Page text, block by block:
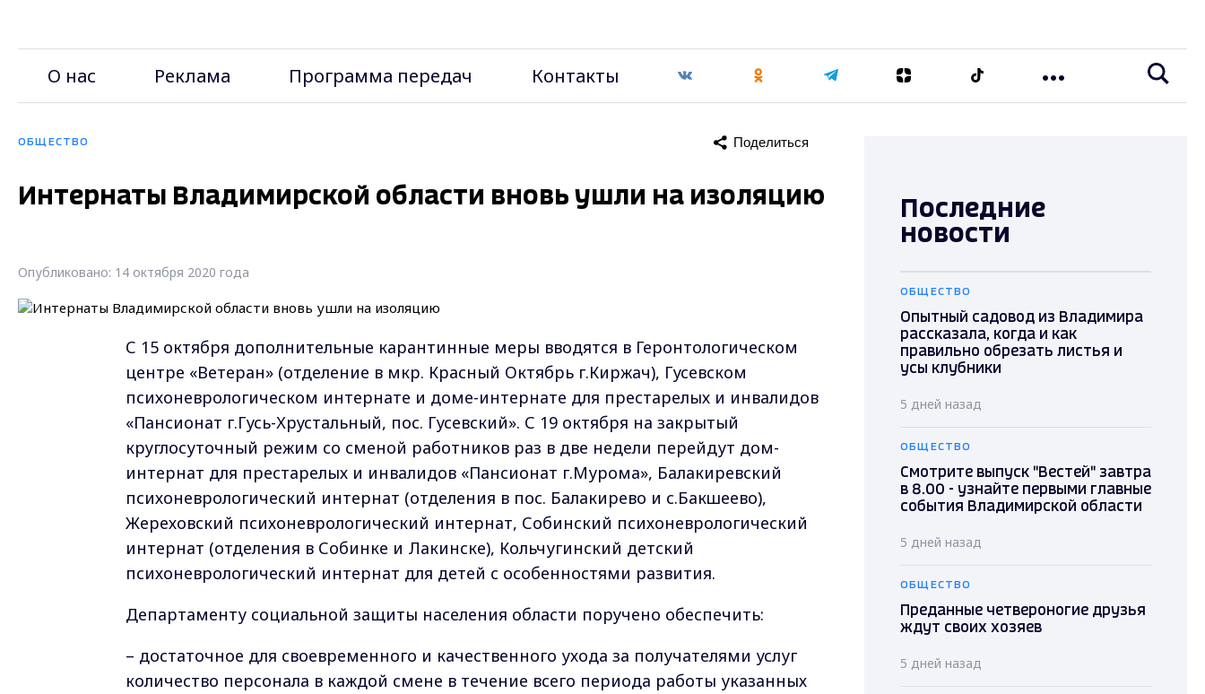
О нас Реклама Программа передач Контакты
ОБЩЕСТВО Поделиться
Интернаты Владимирской области вновь ушли на изоляцию
Опубликовано: 14 октября 2020 года
С 15 октября дополнительные карантинные меры вводятся в Геронтологическом
центре «Ветеран» (отделение в мкр. Красный Октябрь г.Киржач), Гусевском
психоневрологическом интернате и доме-интернате для престарелых и инвалидов
«Пансионат г.Гусь-Хрустальный, пос. Гусевский». С 19 октября на закрытый
круглосуточный режим со сменой работников раз в две недели перейдут дом-
интернат для престарелых и инвалидов «Пансионат г.Мурома», Балакиревский
психоневрологический интернат (отделения в пос. Балакирево и с.Бакшеево),
Жереховский психоневрологический интернат, Собинский психоневрологический
интернат (отделения в Собинке и Лакинске), Кольчугинский детский
психоневрологический интернат для детей с особенностями развития.
Департаменту социальной защиты населения области поручено обеспечить:
– достаточное для своевременного и качественного ухода за получателями услуг
количество персонала в каждой смене в течение всего периода работы указанных
Последние
новости
ОБЩЕСТВО
Опытный садовод из Владимира
рассказала, когда и как
правильно обрезать листья и
усы клубники
5 дней назад
ОБЩЕСТВО
Смотрите выпуск "Вестей" завтра
в 8.00 - узнайте первыми главные
события Владимирской области
5 дней назад
ОБЩЕСТВО
Преданные четвероногие друзья
ждут своих хозяев
5 дней назад